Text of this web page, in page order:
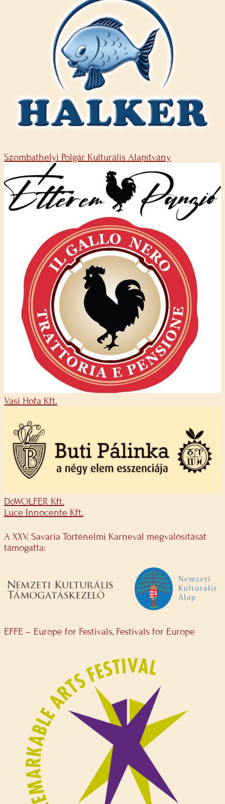
Szombathelyi Polgár Kulturális Alapítvány
Vasi Hofa Kft.
DöWOLFER Kft.
Luce Innocente Kft.
A XXV. Savaria Történelmi Karnevál megvalósítását
támogatta:
EFFE – Europe for Festivals, Festivals for Europe